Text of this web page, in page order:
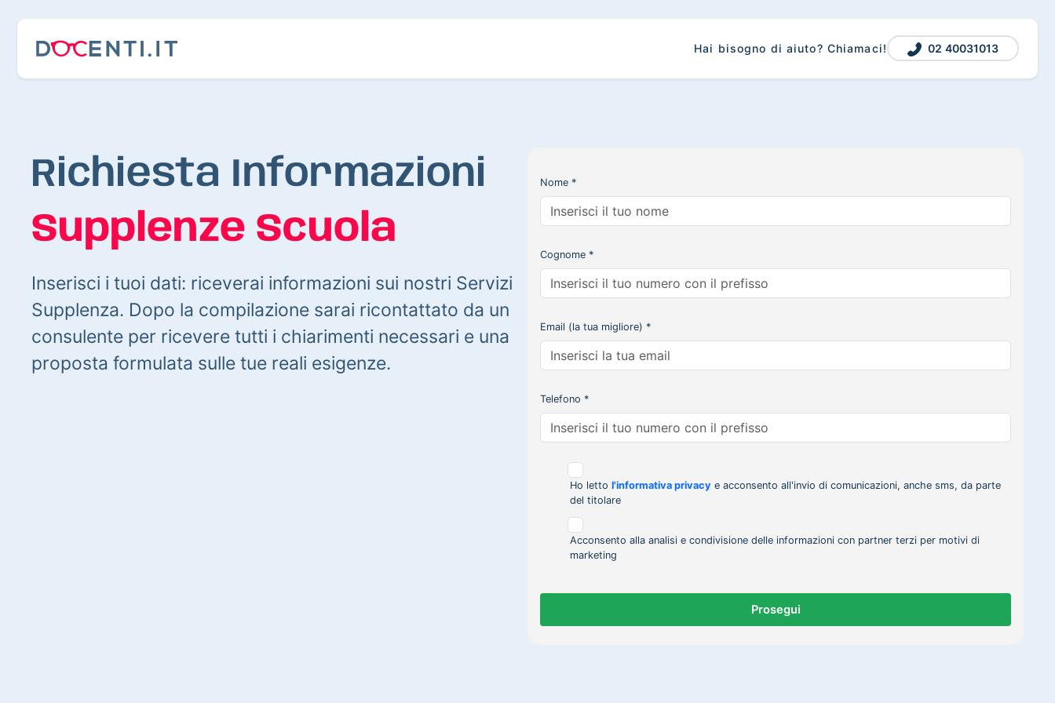
Hai bisogno di aiuto? Chiamaci! 02 40031013
Richiesta Informazioni
Supplenze Scuola
Inserisci i tuoi dati: riceverai informazioni sui nostri Servizi
Supplenza. Dopo la compilazione sarai ricontattato da un
consulente per ricevere tutti i chiarimenti necessari e una
proposta formulata sulle tue reali esigenze.
Nome *
Cognome *
Email (la tua migliore) *
Telefono *
Ho letto l'informativa privacy e acconsento all'invio di comunicazioni, anche sms, da parte
del titolare
Acconsento alla analisi e condivisione delle informazioni con partner terzi per motivi di
marketing